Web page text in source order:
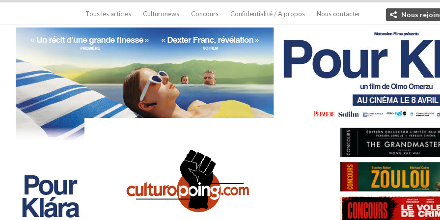
Tous les articles Culturonews Concours Confidentialité / A propos Nous contacter Nous